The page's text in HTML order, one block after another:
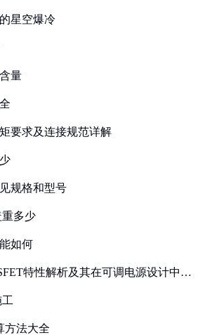
星空爆冷
量
要求及连接规范详解
规格和型号
重多少
如何
特性解析及其在可调电源设计中的
方法大全